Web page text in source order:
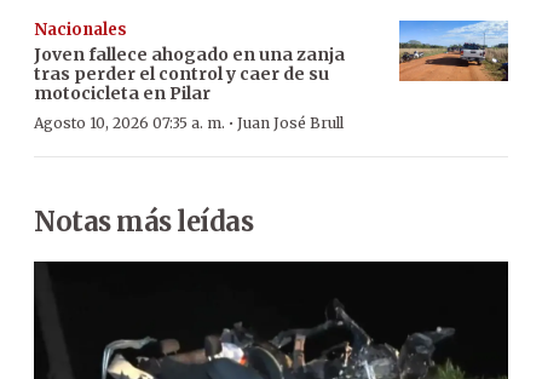
Nacionales
Joven fallece ahogado en una zanja
tras perder el control y caer de su
motocicleta en Pilar
Agosto 10, 2026 07:35 a. m. · Juan José Brull
Notas más leídas